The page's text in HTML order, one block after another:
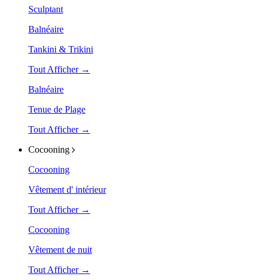
Sculptant
Balnéaire
Tankini & Trikini
Tout Afficher →
Balnéaire
Tenue de Plage
Tout Afficher →
Cocooning
Cocooning
Vêtement d' intérieur
Tout Afficher →
Cocooning
Vêtement de nuit
Tout Afficher →